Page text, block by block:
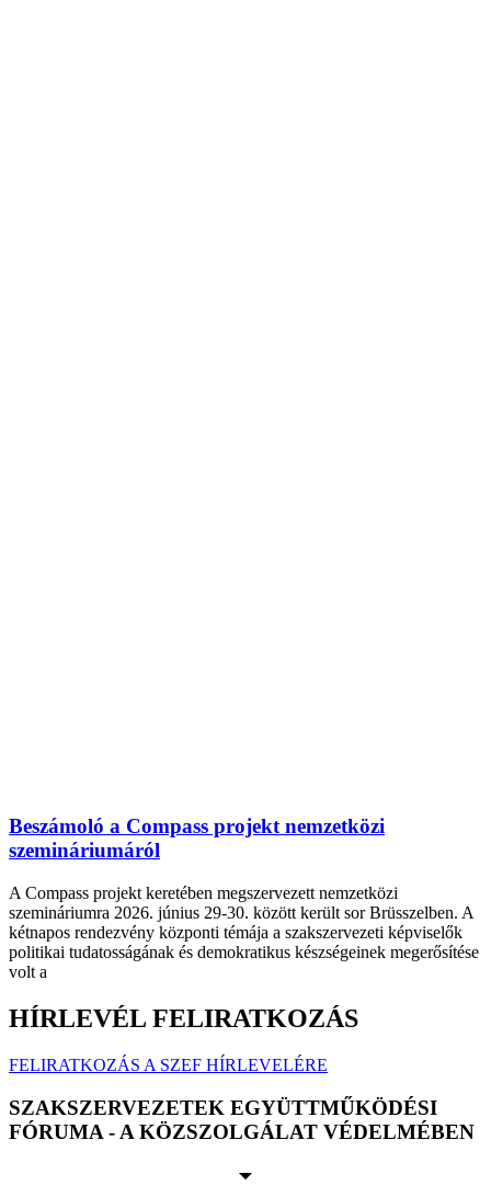
Beszámoló a Compass projekt nemzetközi
szemináriumáról
A Compass projekt keretében megszervezett nemzetközi
szemináriumra 2026. június 29-30. között került sor Brüsszelben. A
kétnapos rendezvény központi témája a szakszervezeti képviselők
politikai tudatosságának és demokratikus készségeinek megerősítése
volt a
HÍRLEVÉL FELIRATKOZÁS
FELIRATKOZÁS A SZEF HÍRLEVELÉRE
SZAKSZERVEZETEK EGYÜTTMŰKÖDÉSI
FÓRUMA - A KÖZSZOLGÁLAT VÉDELMÉBEN